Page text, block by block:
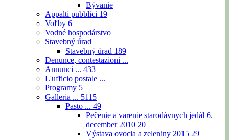
Bývanie
Appalti pubblici 19
Voľby 6
Vodné hospodárstvo
Stavebný úrad
Stavebný úrad 189
Denunce, contestazioni ...
Annunci ... 433
L'ufficio postale ...
Programy 5
Galleria ... 5115
Pasto ... 49
Pečenie a varenie starodávnych jedál 6.
december 2010 20
Výstava ovocia a zeleniny 2015 29